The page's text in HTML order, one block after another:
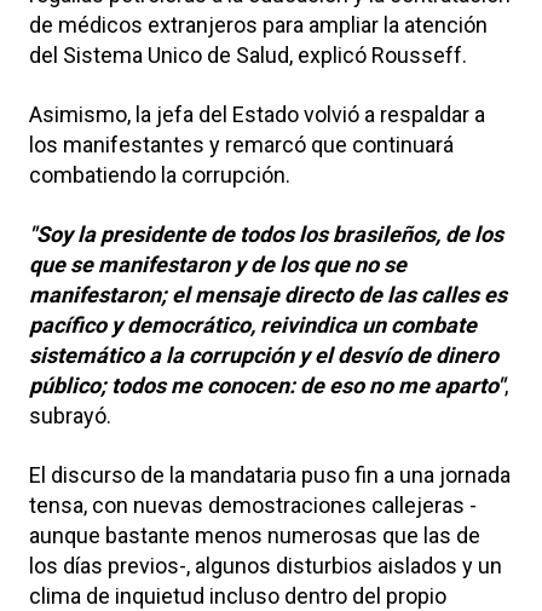
de médicos extranjeros para ampliar la atención
del Sistema Unico de Salud, explicó Rousseff.
Asimismo, la jefa del Estado volvió a respaldar a
los manifestantes y remarcó que continuará
combatiendo la corrupción.
"Soy la presidente de todos los brasileños, de los
que se manifestaron y de los que no se
manifestaron; el mensaje directo de las calles es
pacífico y democrático, reivindica un combate
sistemático a la corrupción y el desvío de dinero
público; todos me conocen: de eso no me aparto",
subrayó.
El discurso de la mandataria puso fin a una jornada
tensa, con nuevas demostraciones callejeras -
aunque bastante menos numerosas que las de
los días previos-, algunos disturbios aislados y un
clima de inquietud incluso dentro del propio